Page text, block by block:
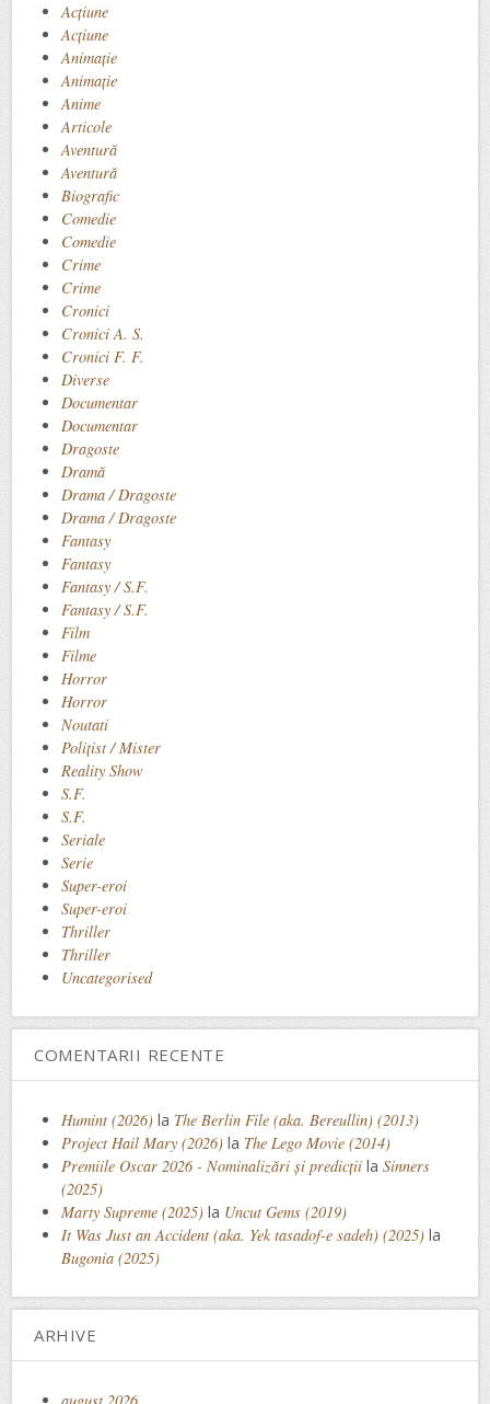
Acţiune
Acțiune
Animaţie
Animație
Anime
Articole
Aventură
Aventură
Biografic
Comedie
Comedie
Crime
Crime
Cronici
Cronici A. S.
Cronici F. F.
Diverse
Documentar
Documentar
Dragoste
Dramă
Drama / Dragoste
Drama / Dragoste
Fantasy
Fantasy
Fantasy / S.F.
Fantasy / S.F.
Film
Filme
Horror
Horror
Noutati
Polițist / Mister
Reality Show
S.F.
S.F.
Seriale
Serie
Super-eroi
Super-eroi
Thriller
Thriller
Uncategorised
COMENTARII RECENTE
Humint (2026) la The Berlin File (aka. Bereullin) (2013)
Project Hail Mary (2026) la The Lego Movie (2014)
Premiile Oscar 2026 - Nominalizări și predicții la Sinners
(2025)
Marty Supreme (2025) la Uncut Gems (2019)
It Was Just an Accident (aka. Yek tasadof-e sadeh) (2025) la
Bugonia (2025)
ARHIVE